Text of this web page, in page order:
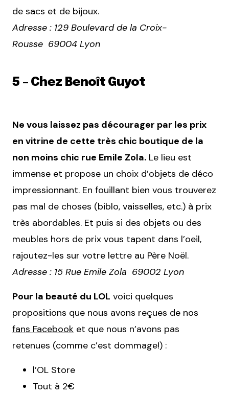
de sacs et de bijoux.
Adresse : 129 Boulevard de la Croix-
Rousse 69004 Lyon
5 – Chez Benoît Guyot
Ne vous laissez pas décourager par les prix
en vitrine de cette très chic boutique de la
non moins chic rue Emile Zola. Le lieu est
immense et propose un choix d’objets de déco
impressionnant. En fouillant bien vous trouverez
pas mal de choses (biblo, vaisselles, etc.) à prix
très abordables. Et puis si des objets ou des
meubles hors de prix vous tapent dans l’oeil,
rajoutez-les sur votre lettre au Père Noël.
Adresse : 15 Rue Emile Zola 69002 Lyon
Pour la beauté du LOL voici quelques
propositions que nous avons reçues de nos
fans Facebook et que nous n’avons pas
retenues (comme c’est dommage!) :
l’OL Store
Tout à 2€